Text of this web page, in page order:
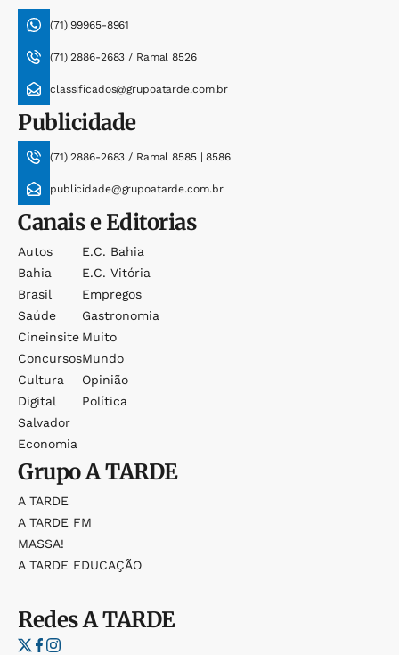
(71) 99965-8961
(71) 2886-2683 / Ramal 8526
classificados@grupoatarde.com.br
Publicidade
(71) 2886-2683 / Ramal 8585 | 8586
publicidade@grupoatarde.com.br
Canais e Editorias
Autos
Bahia
Brasil
Saúde
Cineinsite
Concursos
Cultura
Digital
Salvador
Economia
E.c. Bahia
E.c. Vitória
Empregos
Gastronomia
Muito
Mundo
Opinião
Política
GrupoA TARDE
A TARDE
A TARDE FM
MASSA!
A TARDE EDUCAÇÃO
RedesA TARDE